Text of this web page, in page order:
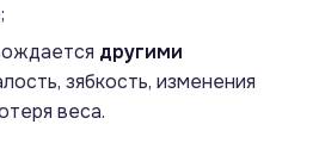
другими
зябкость, изменения
веса.